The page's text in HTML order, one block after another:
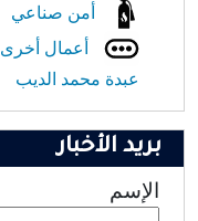
أمن صناعي
أعمال أخرى
عبدة محمد الديب
بريد الأخبار
الإسم